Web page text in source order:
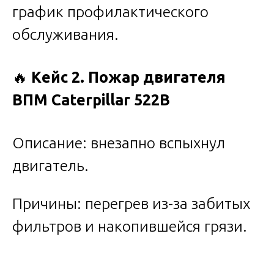
график профилактического
обслуживания.
🔥 Кейс 2. Пожар двигателя
ВПМ Caterpillar 522B
Описание: внезапно вспыхнул
двигатель.
Причины: перегрев из-за забитых
фильтров и накопившейся грязи.